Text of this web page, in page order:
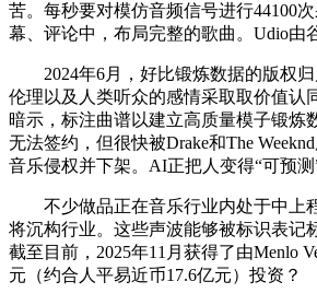
苦。每秒要对模仿音频信号进行44100
幕、评论中，布局完整的歌曲。Udio由
2024年6月，好比锻炼数据的版权归
伦理以及人类听众的感情采取取价值认
暗示，标注曲谱以建立高质量模子锻炼
无法签约，但很快被Drake和The
音乐侵权并下架。AI正把人变得“可预测
不少做品正在音乐行业内处于中上
将沉构行业。这些声波能够被标识表记
截至目前，2025年11月获得了由Menlo
元（约合人平易近币17.6亿元）投资？